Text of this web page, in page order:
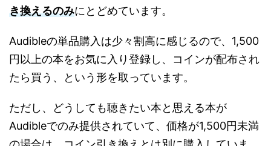
き換えるのみにとどめています。
Audibleの単品購入は少々割高に感じるので、1,500
円以上の本をお気に入り登録し、コインが配布され
たら買う、という形を取っています。
ただし、どうしても聴きたい本と思える本が
Audibleでのみ提供されていて、価格が1,500円未満